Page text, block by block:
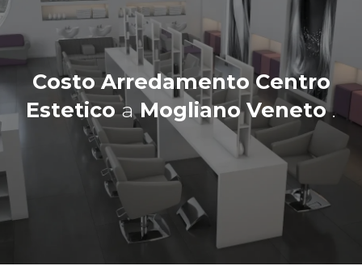
Costo Arredamento Centro
EsteticoaMogliano Veneto.